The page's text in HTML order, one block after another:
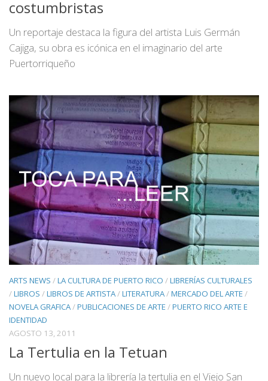
costumbristas
Un reportaje destaca la figura del artista Luis Germán
Cajiga, su obra es icónica en el imaginario del arte
Puertorriqueño
ARTS NEWS /LA CULTURA DE PUERTO RICO /LIBRERÍAS CULTURALES
/LIBROS /LIBROS DE ARTISTA/LITERATURA/MERCADO DEL ARTE /
NOVELA GRAFICA/PUBLICACIONES DE ARTE /PUERTO RICO ARTE E
IDENTIDAD
AGOSTO 13, 2011
La Tertulia en la Tetuan
Un nuevo local para la librería la tertulia en el Viejo San